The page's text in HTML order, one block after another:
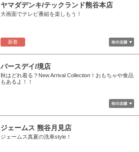
新着
ヤマダデンキ/テックランド熊谷本店
大画面でテレビ番組を楽しもう！
バースデイ/境店
秋はどれ着る？New Arrival Collection！おもちゃや食品
もあるよ！！
ジェームス 熊谷月見店
ジェームス真夏の洗車style！